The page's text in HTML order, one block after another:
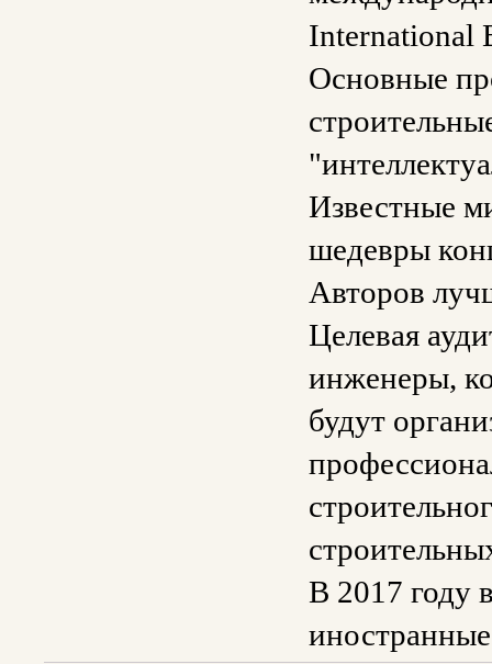
International
Основные
Известные
шедевры
Авторов
Целевая
инженеры,
будут
В 2017 году